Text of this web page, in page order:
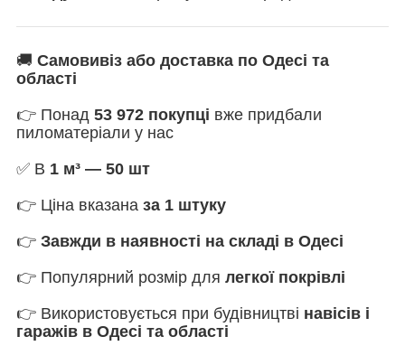
🚚 Самовивіз або доставка по Одесі та
області
👉 Понад 53 972 покупці вже придбали
пиломатеріали у нас
✅ В 1 м³ — 50 шт
👉 Ціна вказана за 1 штуку
👉 Завжди в наявності на складі в Одесі
👉 Популярний розмір для легкої покрівлі
👉 Використовується при будівництві навісів і
гаражів в Одесі та області